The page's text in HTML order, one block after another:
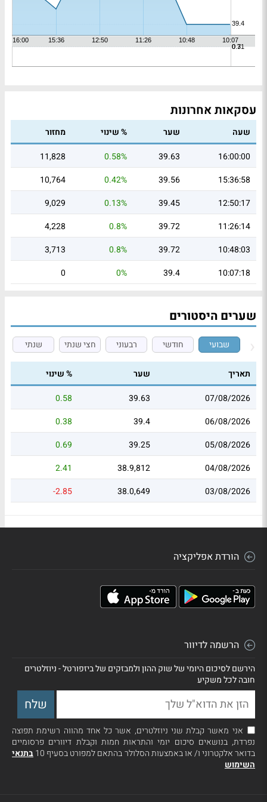
עסקאות אחרונות
שעה שער % שינוי
מחזור
16:00:00
39.63
0.58%
11,828
15:36:58
39.56
0.42%
10,764
12:50:17
39.45
0.13%
9,029
11:26:14
39.72
0.8%
4,228
10:48:03
39.72
0.8%
3,713
10:07:18
39.4
0%
0
שערים היסטורים
שבועי חודשי רבעוני חצי שנתי שנתי
תאריך שער
% שינוי
07/08/2026
39.63
0.58
06/08/2026
39.4
0.38
05/08/2026
39.25
0.69
04/08/2026
38.9,812
2.41
03/08/2026
38.0,649
-2.85
הורדת אפליקציה
הרשמה לדיוור
הירשם לסיכום היומי של שוק ההון ולמבזקים של ביזפורטל - ניוזלטרים
חובה לכל משקיע
אני מאשר קבלת שני ניוזלטרים, אשר כל אחד מהווה רשימת תפוצה
נפרדת, בנושאים סיכום יומי והתראות חמות וקבלת דיוורים פרסומיים
בדואר אלקטרוני ו/ או באמצעות הסלולר בהתאם למפורט בסעיף 10
בתנאי
השימוש